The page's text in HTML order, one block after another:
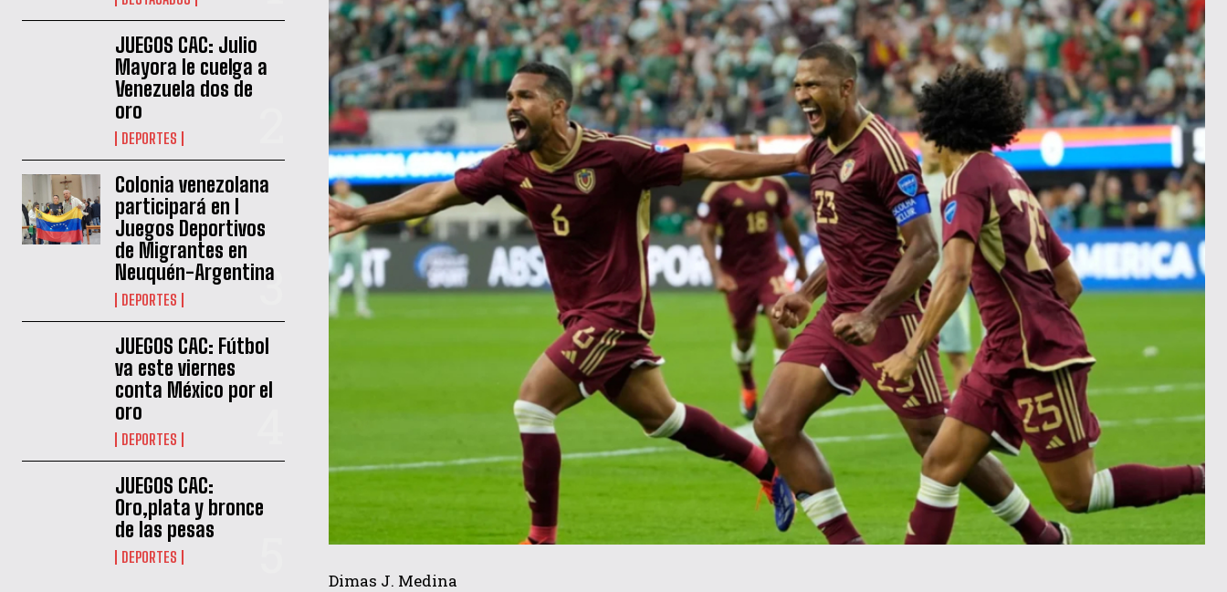
JUEGOS CAC: Julio
Mayora le cuelga a
Venezuela dos de
oro
DEPORTES
Colonia venezolana
participará en I
Juegos Deportivos
de Migrantes en
Neuquén-Argentina
DEPORTES
JUEGOS CAC: Fútbol
va este viernes
conta México por el
oro
DEPORTES
JUEGOS CAC:
Oro,plata y bronce
de las pesas
DEPORTES
Dimas J. Medina